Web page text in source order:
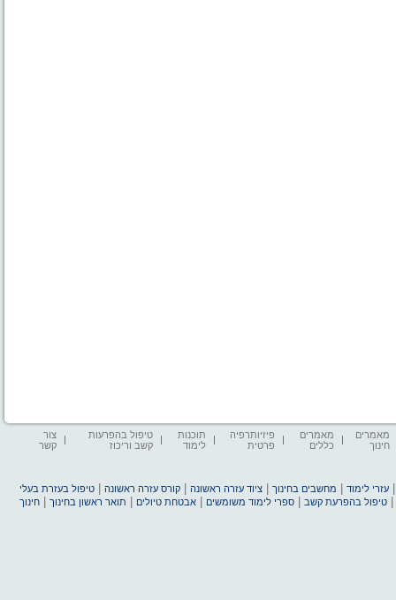
מאמרים
חינוך
מאמרים
כללים
פיזיותרפיה
פרטית
תוכנות
לימוד
טיפול בהפרעות
קשב וריכוז
צור
קשר
עזרי לימוד מחשבים בחינוך |ציוד עזרה ראשונה |קורס עזרה ראשונה |טיפול בעזרת בעלי
|טיפול בהפרעת קשב |ספרי לימוד משומשים |אבטחת טיולים תואר ראשון בחינוך |חינוך